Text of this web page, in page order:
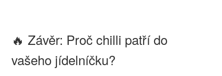
🔥 Závěr: Proč chilli patří do
vašeho jídelníčku?